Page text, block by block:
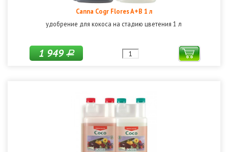
Canna Cogr Flores A+B 1 л
удобрение для кокоса на стадию цветения 1 л
1 949Р